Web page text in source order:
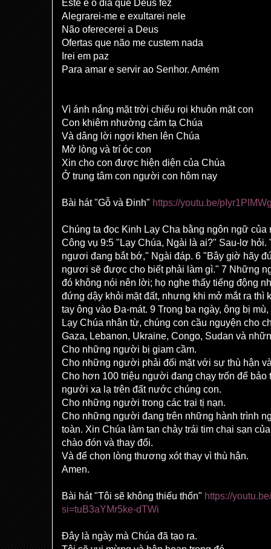
Este é o dia que Deus fez
Alegrarei-me e exultarei nele
Não oferecerei a Deus
Ofertas que não me custem nada
Irei em paz
Para amar e servir ao Senhor. Amém
Vì ánh nắng mặt trời chiếu rọi khuôn mặt con
Con khiêm nhường cảm tạ Chúa
Và dâng lời ngợi khen lên Chúa
Mở lòng và trí óc con
Xin cho con được hiện diện của Chúa
Ở trung tâm con người con hôm nay
Bài hát "Gỗ và Đinh" https://youtu.be/
Chúng ta đọc Kinh Lạy Cha bằng ngôn ngữ của
Công vụ 9:5 "Lạy Chúa, Ngài là ai?" Sau-lơ hỏi.
ngươi đang bắt bớ," Ngài đáp. 6 "Bây giờ hãy
ngươi sẽ được cho biết phải làm gì." 7 Những
đó không nói nên lời; họ nghe thấy tiếng động
đứng dậy khỏi mặt đất, nhưng khi mở mắt ra thì
tay ông vào Đa-mát. 9 Trong ba ngày, ông bị
Lạy Chúa nhân từ, chúng con cầu nguyện cho
Gaza, Lebanon, Ukraine, Congo, Sudan và
Cho những người bị giam cầm.
Cho những người phải đối mặt với sự thù hận
Cho hơn 100 triệu người đang chạy trốn để bảo
người xa lạ trên đất nước chúng con.
Cho những người trong các trại tị nạn.
Cho những người đang trên những hành trình
toàn. Xin Chúa làm tan chảy trái tim chai sạn
chào đón và thay đổi.
Và để chọn lòng thương xót thay vì thù hận.
Amen.
Bài hát "Tôi sẽ không thiếu thốn" https://
si=tuB3aYMr5ke-dTWi
Đây là ngày mà Chúa đã tạo ra.